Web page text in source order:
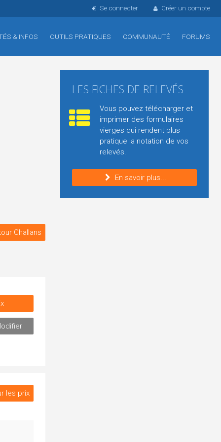
Se connecter Créer un compte
& INFOS OUTILS PRATIQUES COMMUNAUTÉ FORUMS
Challans
les prix
LES FICHES DE RELEVÉS
Vous pouvez télécharger et
imprimer des formulaires
vierges qui rendent plus
pratique la notation de vos
relevés.
En savoir plus...